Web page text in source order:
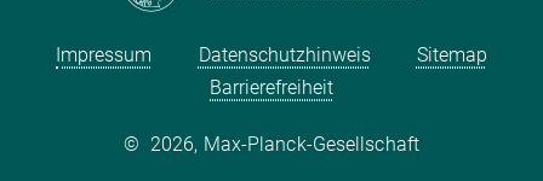
Impressum Datenschutzhinweis
Sitemap
Barrierefreiheit
© 2026, Max-Planck-Gesellschaft